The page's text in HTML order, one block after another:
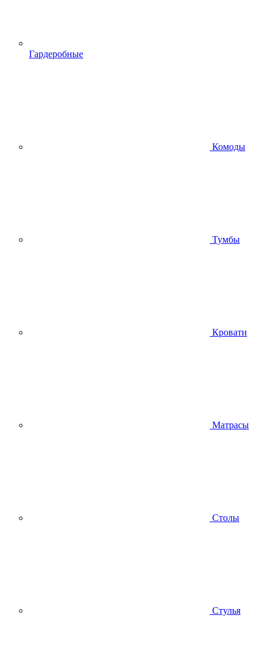
Гардеробные
Комоды
Тумбы
Кровати
Матрасы
Столы
Стулья